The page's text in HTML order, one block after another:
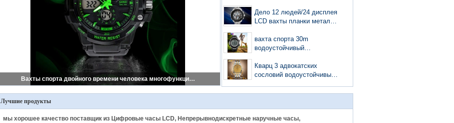
Вахты спорта двойного времени человека многофункциональные сотряшут располагаться лагерем секундомеров типа 3ATM напольный велосипед
велосипед
стали задний/движение
Китая
Дело 12 людей/24 дисплея
LCD вахты планки металла
перезвоном
вахта спорта 30m
водоустойчивый
счетчиком шага света
задней части EL
Кварц 3 адвокатских
сословий водоустойчивый
наблюдает, как золото
для людей
Лучшие продукты
мы хорошее качество поставщик из Цифровые часы LCD, Непрерывнодискретные наручные часы,